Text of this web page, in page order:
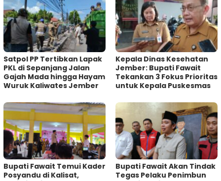
Satpol PP Tertibkan Lapak
PKL di Sepanjang Jalan
Gajah Mada hingga Hayam
Wuruk Kaliwates Jember
Kepala Dinas Kesehatan
Jember: Bupati Fawait
Tekankan 3 Fokus Prioritas
untuk Kepala Puskesmas
Bupati Fawait Temui Kader
Posyandu di Kalisat,
Bupati Fawait Akan Tindak
Tegas Pelaku Penimbun